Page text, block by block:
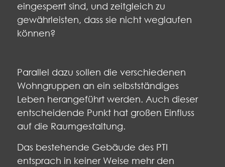
eingesperrt sind, und zeitgleich zu
gewährleisten, dass sie nicht weglaufen
können?
Parallel dazu sollen die verschiedenen
Wohngruppen an ein selbstständiges
Leben herangeführt werden. Auch dieser
entscheidende Punkt hat großen Einfluss
auf die Raumgestaltung.
Das bestehende Gebäude des PTI
entsprach in keiner Weise mehr den